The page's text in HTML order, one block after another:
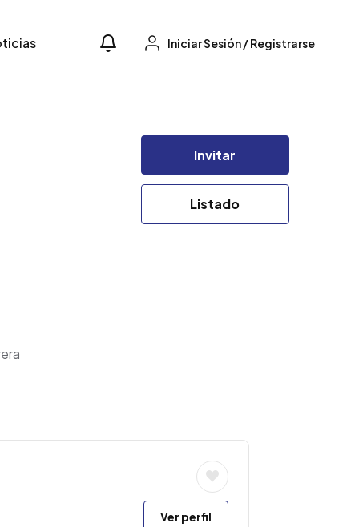
Iniciar Sesión/Registrarse
Invitar
Listado
Ver perfil